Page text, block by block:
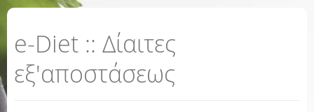
e-Diet :: Δίαιτες
εξ'αποστάσεως